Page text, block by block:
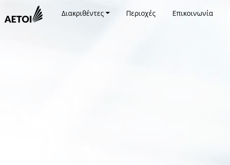
Διακριθέντες Περιοχές Επικοινωνία